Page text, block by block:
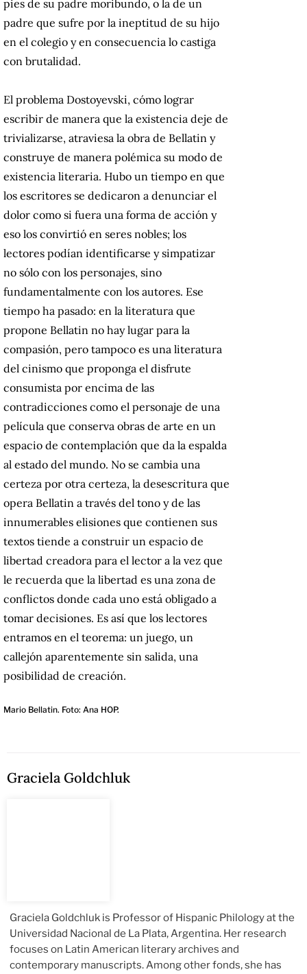
pies de su padre moribundo, o la de un
padre que sufre por la ineptitud de su hijo
en el colegio y en consecuencia lo castiga
con brutalidad.
El problema Dostoyevski, cómo lograr
escribir de manera que la existencia deje de
trivializarse, atraviesa la obra de Bellatin y
construye de manera polémica su modo de
existencia literaria. Hubo un tiempo en que
los escritores se dedicaron a denunciar el
dolor como si fuera una forma de acción y
eso los convirtió en seres nobles; los
lectores podían identificarse y simpatizar
no sólo con los personajes, sino
fundamentalmente con los autores. Ese
tiempo ha pasado: en la literatura que
propone Bellatin no hay lugar para la
compasión, pero tampoco es una literatura
del cinismo que proponga el disfrute
consumista por encima de las
contradicciones como el personaje de una
película que conserva obras de arte en un
espacio de contemplación que da la espalda
al estado del mundo. No se cambia una
certeza por otra certeza, la desescritura que
opera Bellatin a través del tono y de las
innumerables elisiones que contienen sus
textos tiende a construir un espacio de
libertad creadora para el lector a la vez que
le recuerda que la libertad es una zona de
conflictos donde cada uno está obligado a
tomar decisiones. Es así que los lectores
entramos en el teorema: un juego, un
callejón aparentemente sin salida, una
posibilidad de creación.
Mario Bellatin. Foto: Ana HOP.
Graciela Goldchluk
Graciela Goldchluk is Professor of Hispanic Philology at the
Universidad Nacional de La Plata, Argentina. Her research
focuses on Latin American literary archives and
contemporary manuscripts. Among other fonds, she has